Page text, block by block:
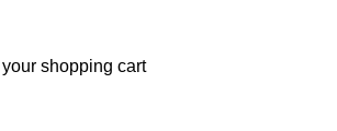
shopping cart